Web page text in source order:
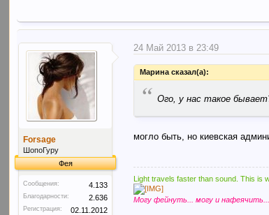
Forsage
ШопоГуру
Фея
Сообщения: 4.133
Благодарности: 2.636
Регистрация: 02.11.2012
24 Май 2013 в 23:49
Марина сказал(а):
“ Ого, у нас такое
могло быть, но киевская
Light travels faster than sound. This is
Могу фейнуть... могу и нафеячить...